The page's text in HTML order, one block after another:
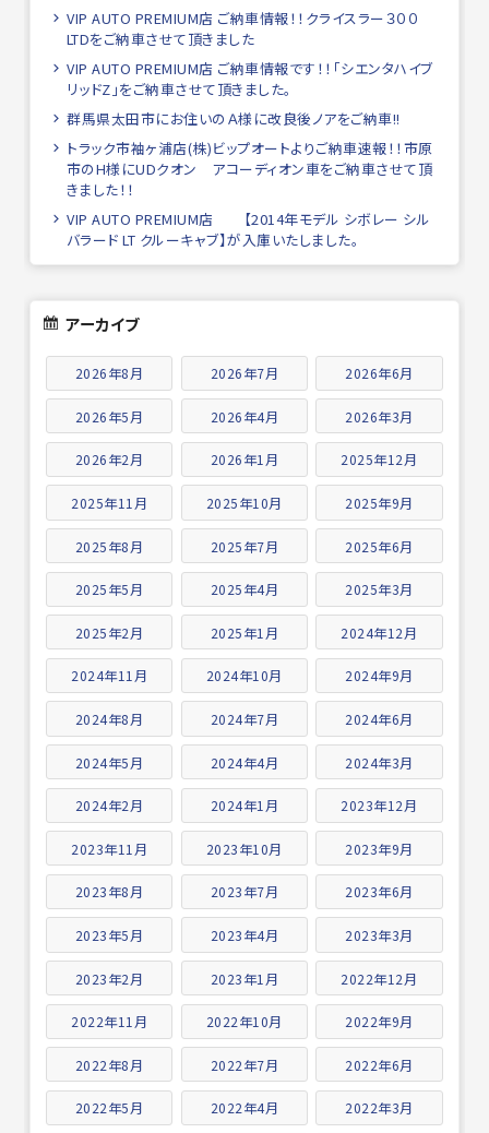
VIP AUTO PREMIUM店 ご納車情報！！クライスラー３００
LTDをご納車させて頂きました
VIP AUTO PREMIUM店 ご納車情報です！！「シエンタハイブ
リッドZ」をご納車させて頂きました。
群馬県太田市にお住いのＡ様に改良後ノアをご納車!!
トラック市袖ヶ浦店(株)ビップオートよりご納車速報！！市原
市のH様にUDクオン アコーディオン車をご納車させて頂
きました！！
VIP AUTO PREMIUM店 【2014年モデル シボレー シル
バラード LT クルーキャブ】が入庫いたしました。
アーカイブ
2026年8月 2026年7月 2026年6月
2026年5月 2026年4月 2026年3月
2026年2月 2026年1月 2025年12月
2025年11月 2025年10月 2025年9月
2025年8月 2025年7月 2025年6月
2025年5月 2025年4月 2025年3月
2025年2月 2025年1月 2024年12月
2024年11月 2024年10月 2024年9月
2024年8月 2024年7月 2024年6月
2024年5月 2024年4月 2024年3月
2024年2月 2024年1月 2023年12月
2023年11月 2023年10月 2023年9月
2023年8月 2023年7月 2023年6月
2023年5月 2023年4月 2023年3月
2023年2月 2023年1月 2022年12月
2022年11月 2022年10月 2022年9月
2022年8月 2022年7月 2022年6月
2022年5月 2022年4月 2022年3月